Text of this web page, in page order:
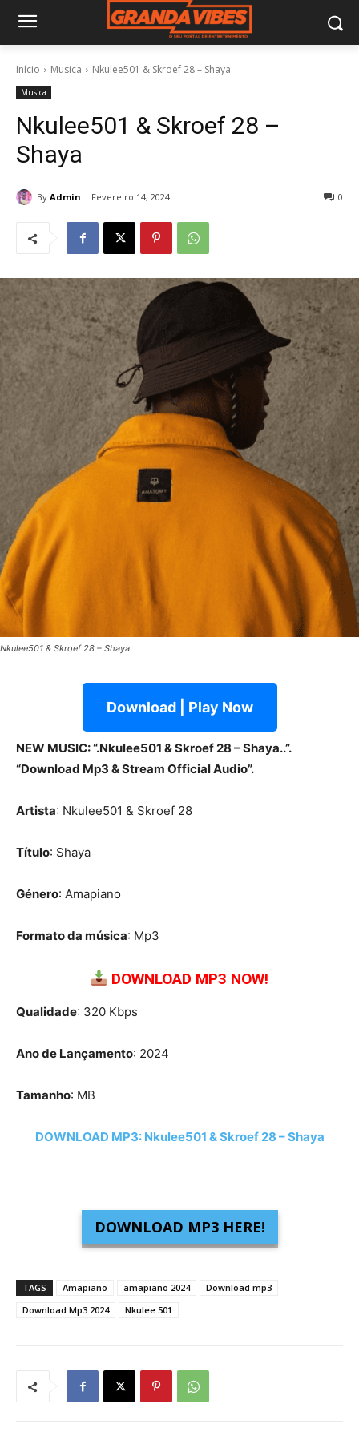
Início Musica Nkulee501 & Skroef 28 – Shaya
Musica
Nkulee501 & Skroef 28 –
Shaya
By Admin Fevereiro 14, 2024 0
Nkulee501 & Skroef 28 – Shaya
Download | Play Now
NEW MUSIC: “.Nkulee501 & Skroef 28 – Shaya..”.
“Download Mp3 & Stream Official Audio”.
Artista: Nkulee501 & Skroef 28
Título: Shaya
Género: Amapiano
Formato da música: Mp3
DOWNLOAD MP3 NOW!
Qualidade: 320 Kbps
Ano de Lançamento: 2024
Tamanho: MB
DOWNLOAD MP3: Nkulee501 & Skroef 28 – Shaya
DOWNLOAD MP3 HERE!
TAGS Amapiano amapiano 2024
Download mp3
Download Mp3 2024
Nkulee 501